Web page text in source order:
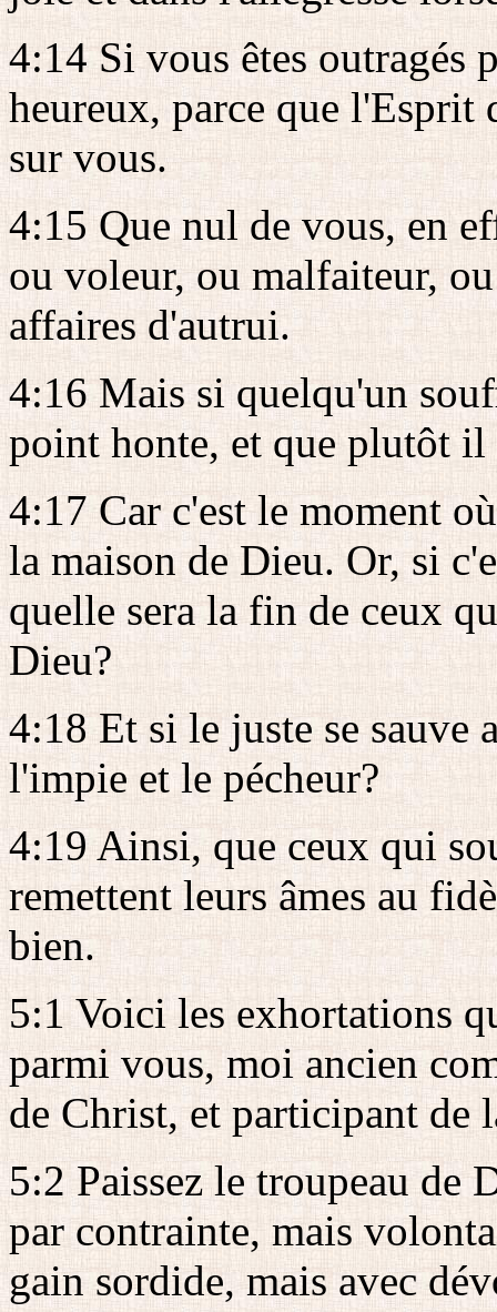
4:14 Si vous êtes outragés
heureux, parce que
sur vous.
4:15 Que nul de vous, en
ou voleur, ou malfaiteur,
affaires d'autrui.
4:16 Mais si quelqu'un
point honte, et que plutôt
4:17 Car c'est le moment
la maison de Dieu. Or, si
quelle sera la fin de ceux
Dieu?
4:18 Et si le juste se sauve
l'impie et le pécheur?
4:19 Ainsi, que ceux qui
remettent leurs âmes au
bien.
5:1 Voici les exhortations
parmi vous, moi ancien
de Christ, et participant de
5:2 Paissez le troupeau de
par contrainte, mais
gain sordide, mais avec